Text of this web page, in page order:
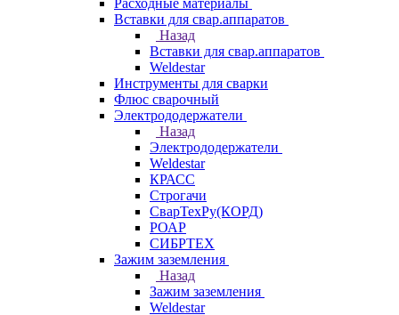
Расходные материалы
Вставки для свар.аппаратов
Назад
Вставки для свар.аппаратов
Weldestar
Инструменты для сварки
Флюс сварочный
Электрододержатели
Назад
Электрододержатели
Weldestar
КРАСС
Строгачи
СварТехРу(КОРД)
РОАР
СИБРТЕХ
Зажим заземления
Назад
Зажим заземления
Weldestar